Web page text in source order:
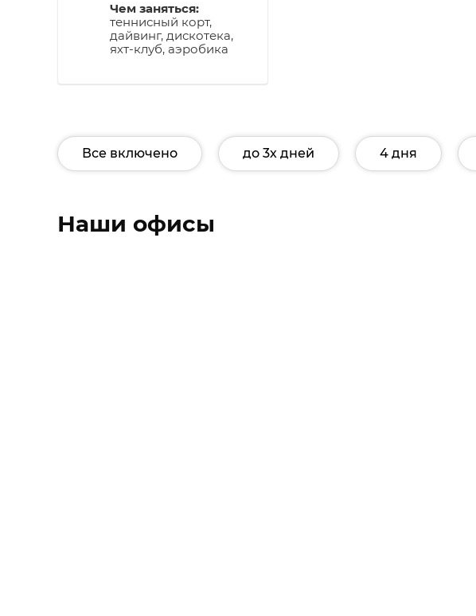
Чем заняться:
теннисный корт,
дайвинг, дискотека,
яхт-клуб, аэробика
Все включено до 3х дней 4 дня
Наши офисы